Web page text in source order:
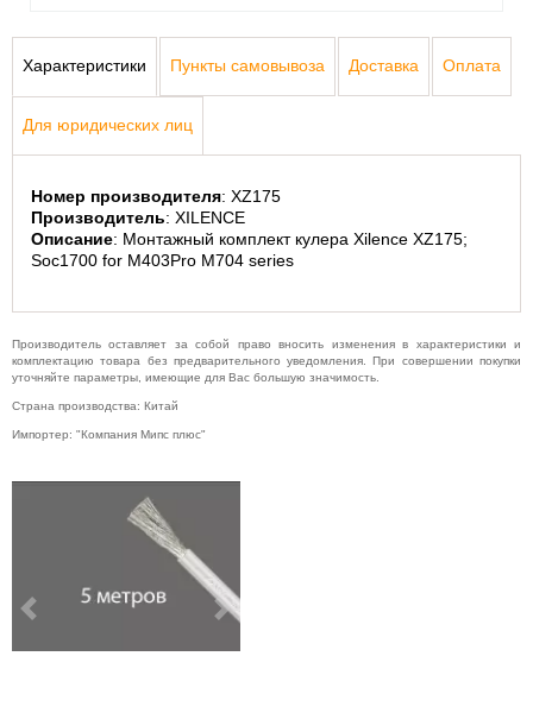
Previous Next
Характеристики Пункты самовывоза Доставка Оплата
Для юридических лиц
Номер производителя: XZ175
Производитель: XILENCE
Описание: Монтажный комплект кулера Xilence XZ175;
Soc1700 for M403Pro M704 series
Производитель оставляет за собой право вносить изменения в характеристики и
комплектацию товара без предварительного уведомления. При совершении покупки
уточняйте параметры, имеющие для Вас большую значимость.
Страна производства: Китай
Импортер: "Компания Мипс плюс"